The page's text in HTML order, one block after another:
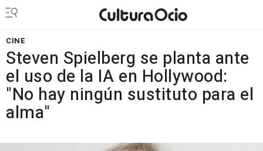
CINE
Steven Spielberg se planta ante
el uso de la IA en Hollywood:
"No hay ningún sustituto para el
alma"